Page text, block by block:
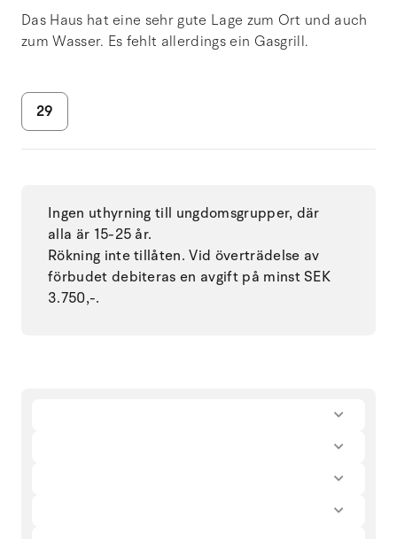
Das Haus hat eine sehr gute Lage zum Ort und auch
zum Wasser. Es fehlt allerdings ein Gasgrill.
29
Ingen uthyrning till ungdomsgrupper, där
alla är 15-25 år.
Rökning inte tillåten. Vid överträdelse av
förbudet debiteras en avgift på minst SEK
3.750,-.